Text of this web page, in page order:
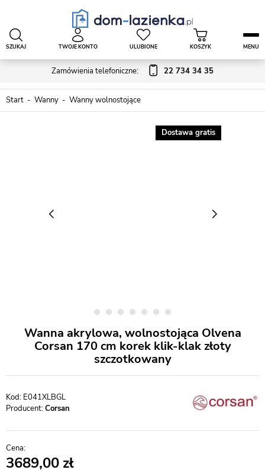
Zamówienia telefoniczne: 22 734 34 35
SZUKAJ TWOJE KONTO ULUBIONE KOSZYK MENU
Start Wanny Wanny wolnostojące
Dostawa gratis
Wanna akrylowa, wolnostojąca Olvena
Corsan 170 cm korek klik-klak złoty
szczotkowany
E041XLBGL
Producent:Corsan
3689,00